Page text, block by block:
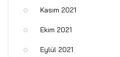
Kasım 2021
Ekim 2021
Eylül 2021